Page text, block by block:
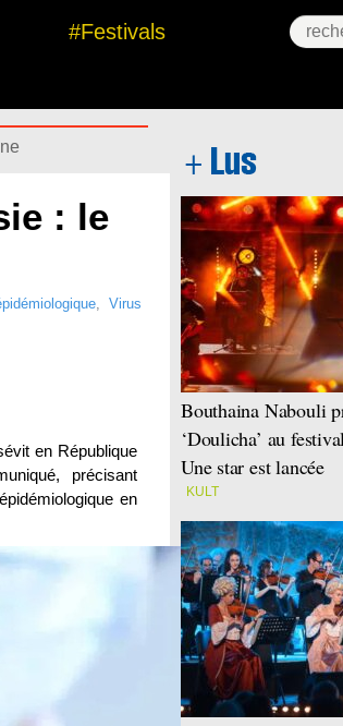
#Festivals
: le
, Virus
en République
précisant
en
Bouthaina Nabouli
‘Doulicha’ au
Une star est lancée
KULT